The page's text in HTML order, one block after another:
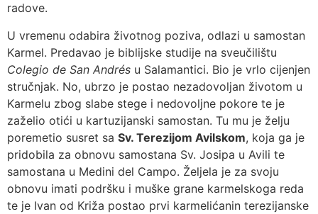
radove.
U vremenu odabira životnog poziva, odlazi u samostan
Karmel. Predavao je biblijske studije na sveučilištu
Colegio de San Andrés u Salamantici. Bio je vrlo cijenjen
stručnjak. No, ubrzo je postao nezadovoljan životom u
Karmelu zbog slabe stege i nedovoljne pokore te je
zaželio otići u kartuzijanski samostan. Tu mu je želju
poremetio susret sa Sv. Terezijom Avilskom, koja ga je
pridobila za obnovu samostana Sv. Josipa u Avili te
samostana u Medini del Campo. Željela je za svoju
obnovu imati podršku i muške grane karmelskoga reda
te je Ivan od Križa postao prvi karmelićanin terezijanske